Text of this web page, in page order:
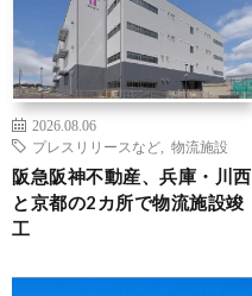
2026.08.06
プレスリリースなど
物流施設
阪急阪神不動産、兵庫・川西
と京都の2カ所で物流施設竣
工